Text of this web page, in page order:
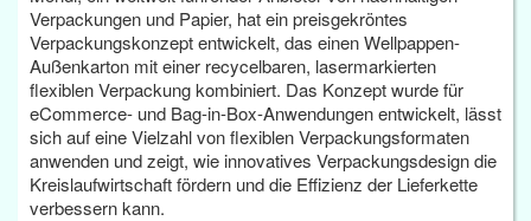
Verpackungen und Papier, hat ein preisgekröntes
Verpackungskonzept entwickelt, das einen Wellpappen-
Außenkarton mit einer recycelbaren, lasermarkierten
flexiblen Verpackung kombiniert. Das Konzept wurde für
eCommerce- und Bag-in-Box-Anwendungen entwickelt, lässt
sich auf eine Vielzahl von flexiblen Verpackungsformaten
anwenden und zeigt, wie innovatives Verpackungsdesign die
Kreislaufwirtschaft fördern und die Effizienz der Lieferkette
verbessern kann.